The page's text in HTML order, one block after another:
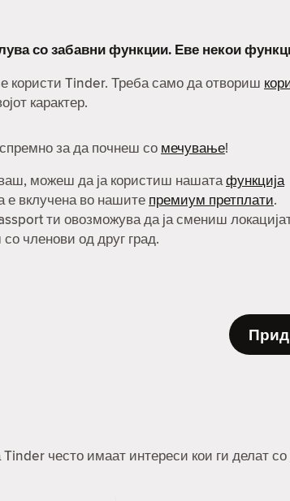
со забавни функции. Еве некои
користи Tinder. Треба само да отвориш
карактер.
за да почнеш со мечување!
можеш да ја користиш нашатафункција
е вклучена во нашите премиум претплати.
ти овозможува да ја смениш
членови од друг град.
често имаат интереси кои ги делат